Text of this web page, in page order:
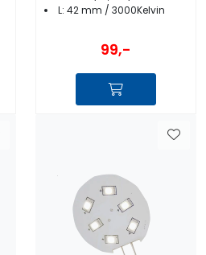
L: 42 mm / 3000Kelvin
99,-